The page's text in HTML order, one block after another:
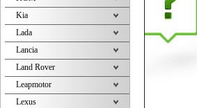
Kia
Lada
Lancia
Land Rover
Leapmotor
Lexus